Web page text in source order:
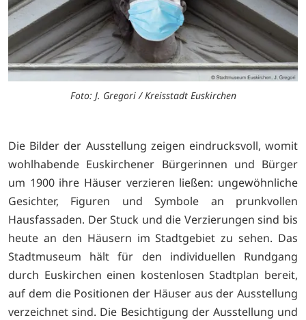
Foto: J. Gregori / Kreisstadt Euskirchen
Die Bilder der Ausstellung zeigen eindrucksvoll, womit
wohlhabende Euskirchener Bürgerinnen und Bürger
um 1900 ihre Häuser verzieren ließen: ungewöhnliche
Gesichter, Figuren und Symbole an prunkvollen
Hausfassaden. Der Stuck und die Verzierungen sind bis
heute an den Häusern im Stadtgebiet zu sehen. Das
Stadtmuseum hält für den individuellen Rundgang
durch Euskirchen einen kostenlosen Stadtplan bereit,
auf dem die Positionen der Häuser aus der Ausstellung
verzeichnet sind. Die Besichtigung der Ausstellung und